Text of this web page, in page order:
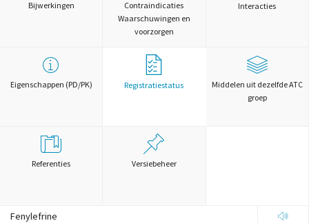
Bijwerkingen
Contraindicaties
Waarschuwingen en
voorzorgen
Interacties
Eigenschappen (PD/PK) Registratiestatus
Middelen uit dezelfde ATC
groep
Referenties Versiebeheer
Fenylefrine